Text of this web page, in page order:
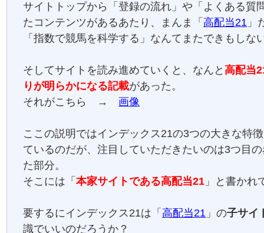
サイトトップから「登録の流れ」や「よくある質
たコンテンツがあるあたり、まんま「高配当21 」
「指数で競馬を科学する」なんてまたできもし
そしてサイトを読み進めていくと、なんと高配当
りが明らかになる記載があった。
それがこちら → 画像
ここの説明ではインデックス21の3つの大きな特
ているのだが、注目していただきたいのは3つ目
た部分。
そこには「本家サイトである高配当21 」と書かれ
要するにインデックス21は「高配当21 」の子サイ
識でいいのだろうか？